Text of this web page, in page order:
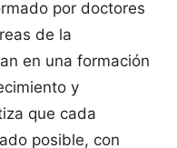
por doctores
de la
en una formación
y
que cada
posible, con